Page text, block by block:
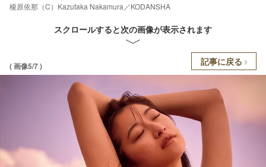
榎原依那（C）Kazutaka Nakamura／KODANSHA
スクロールすると次の画像が表示されます
( 画像5/7 ) 記事に戻る